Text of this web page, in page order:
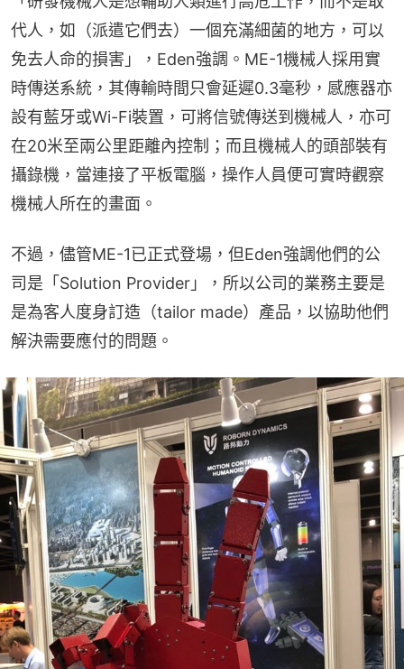
代人，如（派遣它們去）一個充滿細菌的地方，可以
免去人命的損害」，Eden強調。ME-1機械人採用實
時傳送系統，其傳輸時間只會延遲0.3毫秒，感應器亦
設有藍牙或Wi-Fi裝置，可將信號傳送到機械人，亦可
在20米至兩公里距離內控制；而且機械人的頭部裝有
攝錄機，當連接了平板電腦，操作人員便可實時觀察
機械人所在的畫面。
不過，儘管ME-1已正式登場，但Eden強調他們的公
司是「Solution Provider」，所以公司的業務主要是
是為客人度身訂造（tailor made）產品，以協助他們
解決需要應付的問題。